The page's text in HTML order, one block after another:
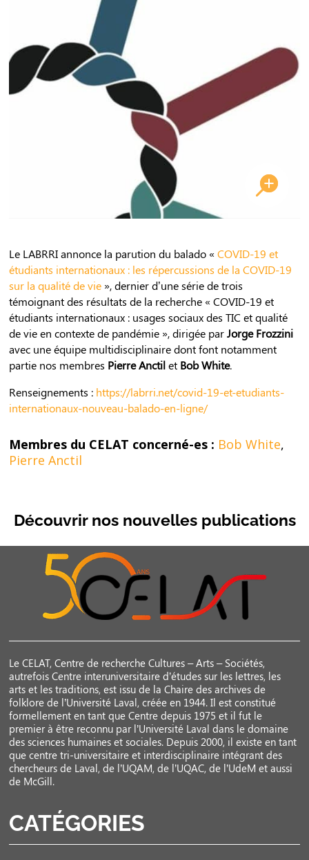
Le LABRRI annonce la parution du balado «COVID-19 et
étudiants internationaux : les répercussions de la COVID-19
sur la qualité de vie », dernier d’une série de trois
témoignant des résultats de la recherche « COVID-19 et
étudiants internationaux : usages sociaux des TIC et qualité
de vie en contexte de pandémie », dirigée parJorge Frozzini
avec une équipe multidisciplinaire dont font notamment
partie nos membres Pierre Anctilet Bob White.
Renseignements : https://labrri.net/covid-19-et-etudiants-
internationaux-nouveau-balado-en-ligne/
Membres du CELAT concerné-es : Bob White,
Pierre Anctil
Découvrir nos nouvelles publications
Le CELAT, Centre de recherche Cultures – Arts – Sociétés,
autrefois Centre interuniversitaire d’études sur les lettres, les
arts et les traditions, est issu de la Chaire des archives de
folklore de l’Université Laval, créée en 1944. Il est constitué
formellement en tant que Centre depuis 1975 et il fut le
premier à être reconnu par l’Université Laval dans le domaine
des sciences humaines et sociales. Depuis 2000, il existe en tant
que centre tri-universitaire et interdisciplinaire intégrant des
chercheurs de Laval, de l’UQAM, de l’UQAC, de l’UdeM et aussi
de McGill.
CATÉGORIES